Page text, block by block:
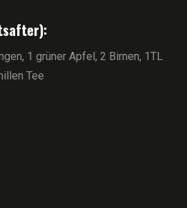
1 grüner Apfel, 2 Birnen, 1TL
Tee